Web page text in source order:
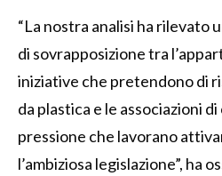
“La nostra analisi ha rilevato
di sovrapposizione tra
iniziative che pretendono di
da plastica e le associazioni
pressione che lavorano
l’ambiziosa legislazione”, ha